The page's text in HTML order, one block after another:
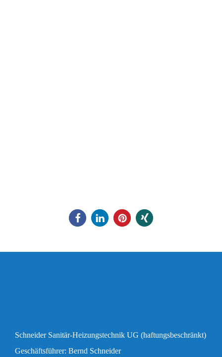
Schneider Sanitär-Heizungstechnik UG (haftungsbeschränkt)
Geschäftsführer: Bernd Schneider